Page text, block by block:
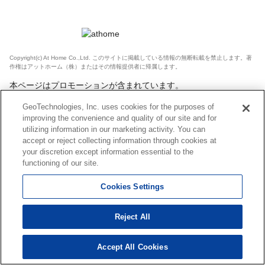
Copyright(c) At Home Co.,Ltd. このサイトに掲載している情報の無断転載を禁止します。著
作権はアットホーム（株）またはその情報提供者に帰属します。
本ページはプロモーションが含まれています。
GeoTechnologies, Inc. uses cookies for the purposes of
improving the convenience and quality of our site and for
utilizing information in our marketing activity. You can
accept or reject collecting information through cookies at
your discretion except information essential to the
functioning of our site.
Cookies Settings
Reject All
Accept All Cookies